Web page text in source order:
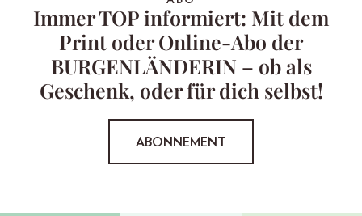
Immer TOP informiert: Mit dem
Print oder Online-Abo der
BURGENLÄNDERIN – ob als
Geschenk, oder für dich selbst!
ABONNEMENT